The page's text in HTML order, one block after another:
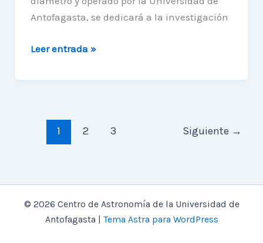
Antofagasta, se dedicará a la investigación
Primera
estatal
bajo
Leer entrada »
1 2 3 Siguiente →
© 2026 Centro de Astronomía de la Universidad de
Antofagasta | Tema Astra para WordPress